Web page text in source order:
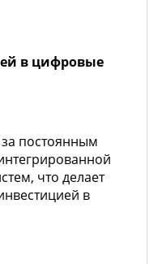
в цифровые
за постоянным
что делает
в